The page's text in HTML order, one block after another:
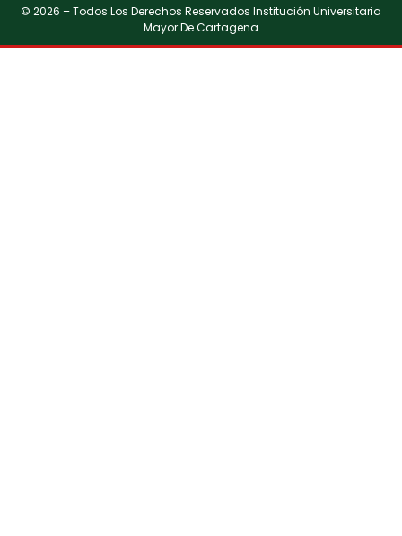
© 2026 – Todos Los Derechos Reservados Institución Universitaria
Mayor De Cartagena